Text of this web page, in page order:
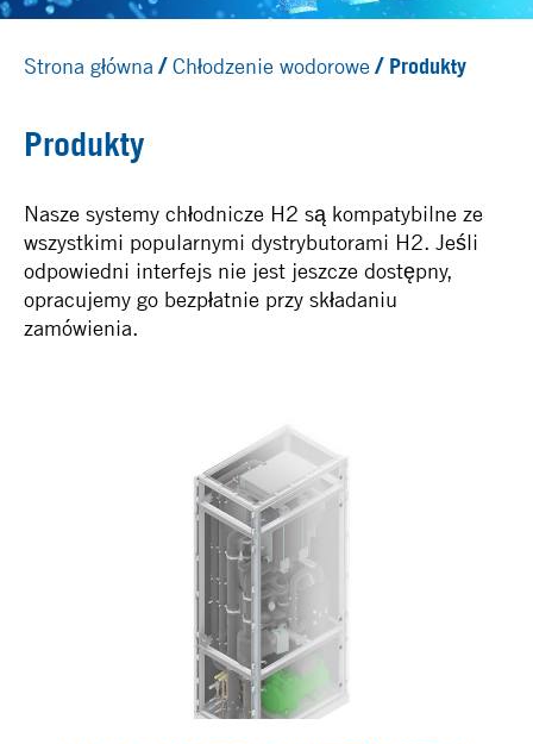
Strona główna Chłodzenie wodorowe Produkty
Produkty
Nasze systemy chłodnicze H2 są kompatybilne ze
wszystkimi popularnymi dystrybutorami H2. Jeśli
odpowiedni interfejs nie jest jeszcze dostępny,
opracujemy go bezpłatnie przy składaniu
zamówienia.